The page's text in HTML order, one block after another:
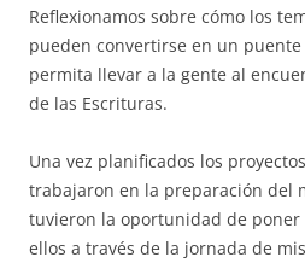
Reflexionamos sobre cómo los
pueden convertirse en un
permita llevar a la gente al
de las Escrituras.
Una vez planificados los
trabajaron en la preparación del
tuvieron la oportunidad de poner
ellos a través de la jornada de